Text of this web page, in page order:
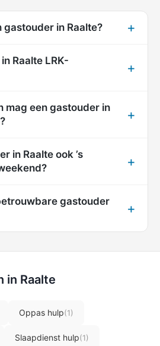
gastouder in Raalte?
Raalte LRK-
mag een gastouder in
in Raalte ook ’s
gastouder
in Raalte
Oppas hulp(1)
Slaapdienst hulp(1)